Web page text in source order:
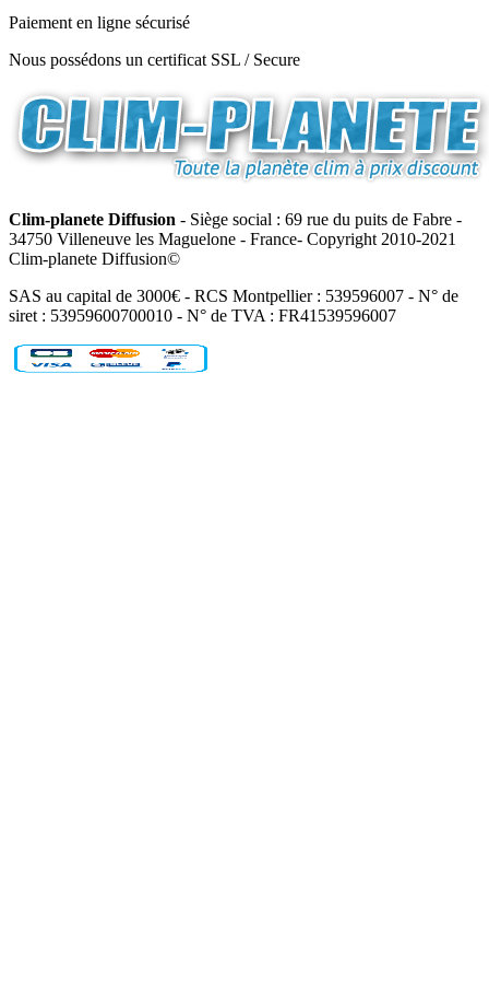
Paiement en ligne sécurisé
Nous possédons un certificat SSL / Secure
Clim-planete Diffusion - Siège social : 69 rue du puits de Fabre -
34750 Villeneuve les Maguelone - France- Copyright 2010-2021
Clim-planete Diffusion©
SAS au capital de 3000€ - RCS Montpellier : 539596007 - N° de
siret : 53959600700010 - N° de TVA : FR41539596007